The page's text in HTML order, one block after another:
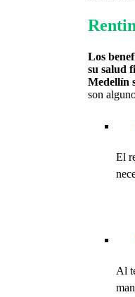
Los
su salud
Medellín
son
El
Al